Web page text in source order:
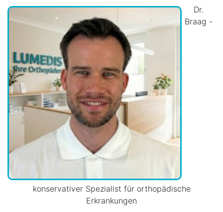
Dr.
Braag -
konservativer Spezialist für orthopädische
Erkrankungen